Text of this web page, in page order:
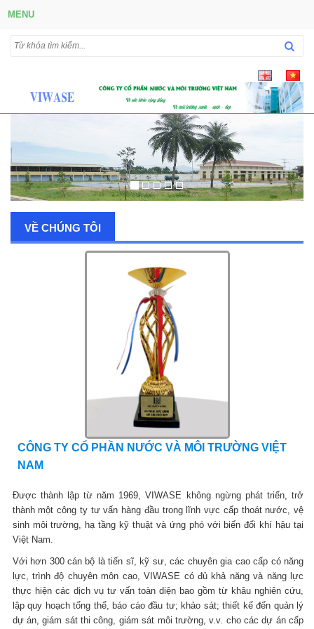
MENU
VỀ CHÚNG TÔI
CÔNG TY CỔ PHẦN NƯỚC VÀ MÔI TRƯỜNG VIỆT
NAM
Được thành lập từ năm 1969, VIWASE không ngừng phát triển, trở
thành một công ty tư vấn hàng đầu trong lĩnh vực cấp thoát nước, vệ
sinh môi trường, hạ tầng kỹ thuật và ứng phó với biến đổi khí hậu tại
Việt Nam.
Với hơn 300 cán bộ là tiến sĩ, kỹ sư, các chuyên gia cao cấp có năng
lực, trình độ chuyên môn cao, VIWASE có đủ khả năng và năng lực
thực hiện các dịch vụ tư vấn toàn diện bao gồm từ khâu nghiên cứu,
lập quy hoạch tổng thể, báo cáo đầu tư; khảo sát; thiết kế đến quản lý
dự án, giám sát thi công, giám sát môi trường, v.v. cho các dự án cấp